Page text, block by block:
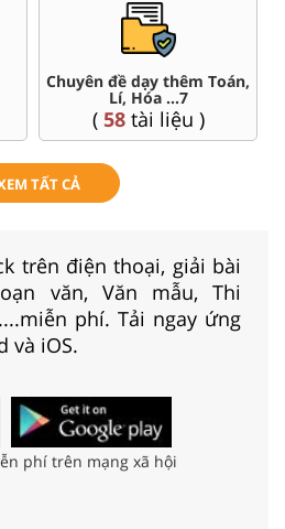
Chuyên đề dạy thêm Toán,
Lí, Hóa ...7
( 58tài liệu )
TẤT CẢ
trên điện thoại, giải bài
văn, Văn mẫu, Thi
phí. Tải ngay ứng
và iOS.
phí trên mạng xã hội